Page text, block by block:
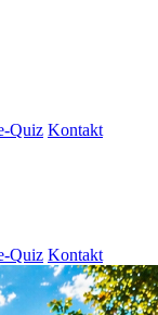
Quiz Kontakt
Quiz Kontakt